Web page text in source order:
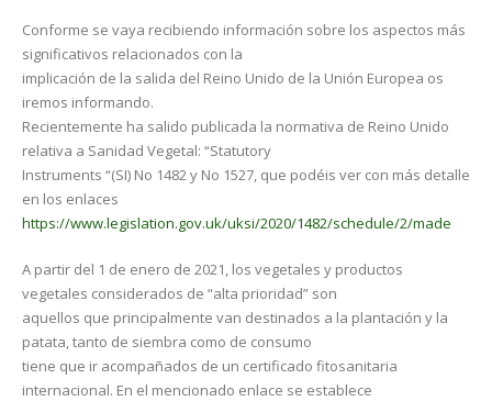
Conforme se vaya recibiendo información sobre los aspectos más
significativos relacionados con la
implicación de la salida del Reino Unido de la Unión Europea os
iremos informando.
Recientemente ha salido publicada la normativa de Reino Unido
relativa a Sanidad Vegetal: “Statutory
Instruments “(SI) No 1482 y No 1527, que podéis ver con más detalle
en los enlaces
https://www.legislation.gov.uk/uksi/2020/1482/schedule/2/made
A partir del 1 de enero de 2021, los vegetales y productos
vegetales considerados de “alta prioridad” son
aquellos que principalmente van destinados a la plantación y la
patata, tanto de siembra como de consumo
tiene que ir acompañados de un certificado fitosanitaria
internacional. En el mencionado enlace se establece